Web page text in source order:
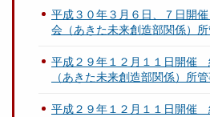
平成３０年３月６日、７日開
会（あきた未来創造部関係）
平成２９年１２月１１日開催
（あきた未来創造部関係）所
平成２９年１２月１１日開催